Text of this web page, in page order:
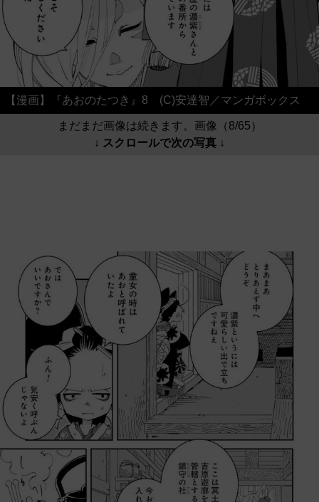
【漫画】『あおのたつき』8 (C)安達智／マンガボックス
まだまだ画像は続きます。画像（8/65）
↓ スクロールで次の写真 ↓